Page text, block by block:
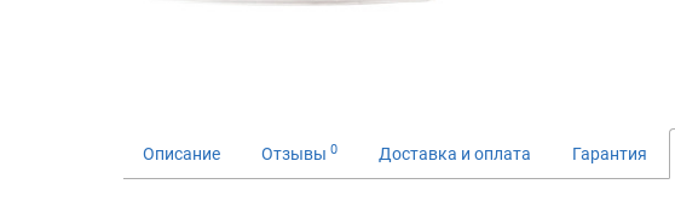
Описание Отзывы 0 Доставка и оплата Гарантия